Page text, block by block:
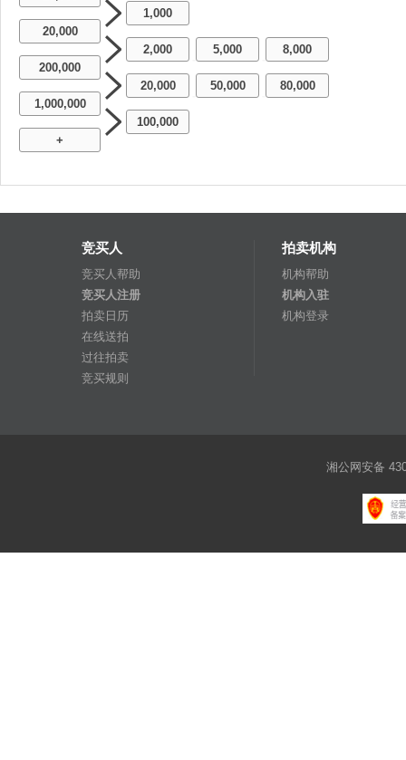
1,000
20,000
2,000
5,000
8,000
200,000
20,000
50,000
80,000
1,000,000
100,000
+
竞买人
竞买人帮助
竞买人注册
拍卖日历
在线送拍
过往拍卖
竞买规则
拍卖机构
机构帮助
机构入驻
机构登录
湘公网安备